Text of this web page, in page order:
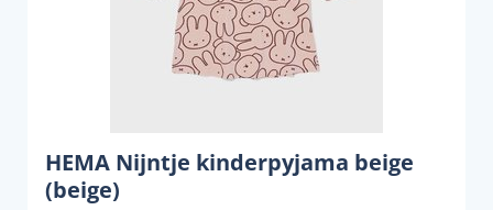
HEMA Nijntje kinderpyjama beige
(beige)